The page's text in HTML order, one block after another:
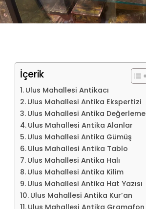
İçerik
Ulus Mahallesi Antikacı
Ulus Mahallesi Antika Ekspertizi
Ulus Mahallesi Antika Değerleme
Ulus Mahallesi Antika Alanlar
Ulus Mahallesi Antika Gümüş
Ulus Mahallesi Antika Tablo
Ulus Mahallesi Antika Halı
Ulus Mahallesi Antika Kilim
Ulus Mahallesi Antika Hat Yazısı
Ulus Mahallesi Antika Kur’an
Ulus Mahallesi Antika Gramafon